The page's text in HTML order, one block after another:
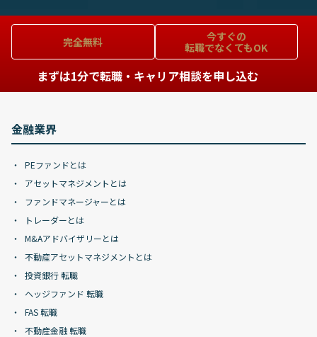
完全無料
今すぐの
転職でなくてもOK
まずは1分で転職・キャリア相談を申し込む
金融業界
PEファンドとは
アセットマネジメントとは
ファンドマネージャーとは
トレーダーとは
M&Aアドバイザリーとは
不動産アセットマネジメントとは
投資銀行 転職
ヘッジファンド 転職
FAS 転職
不動産金融 転職